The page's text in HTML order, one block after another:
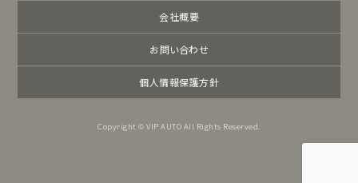
会社概要
お問い合わせ
個人情報保護方針
Copyright © VIP AUTO All Rights Reserved.